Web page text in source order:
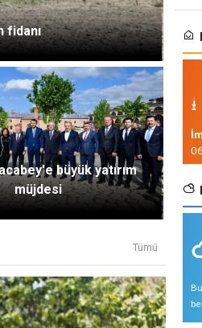
fidanı
büyük yatırım
müjdesi
Tümü